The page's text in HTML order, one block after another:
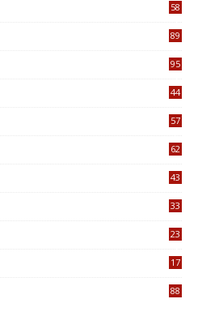
58
89
95
44
57
62
43
33
23
17
88